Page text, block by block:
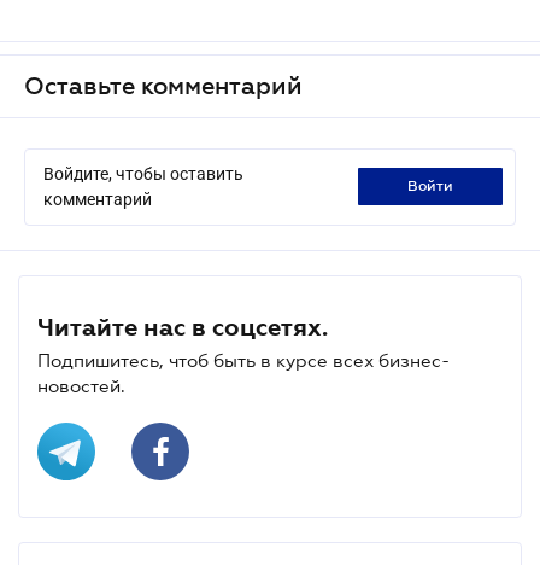
Оставьте комментарий
Войдите, чтобы оставить
комментарий
войти
Читайте нас в соцсетях.
Подпишитесь, чтоб быть в курсе всех бизнес-
новостей.